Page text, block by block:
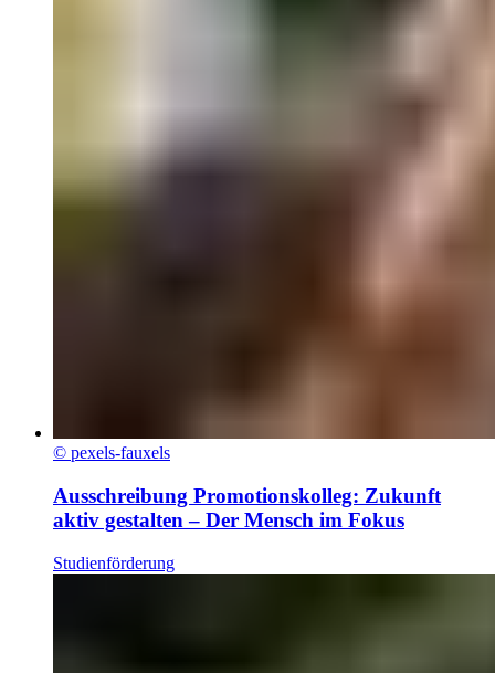
© pexels-fauxels
Ausschreibung Promotionskolleg: Zukunft
aktiv gestalten – Der Mensch im Fokus
Studienförderung